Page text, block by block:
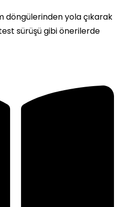
döngülerinden yola çıkarak
sürüşü gibi önerilerde